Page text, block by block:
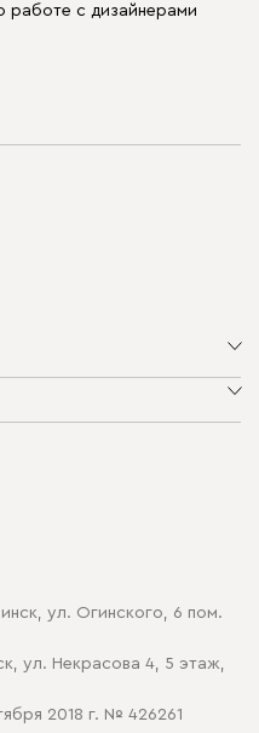
работе с дизайнерами
cookieул. Огинского, 6 пом.
ул. Некрасова 4, 5 этаж,
2018 г. № 426261